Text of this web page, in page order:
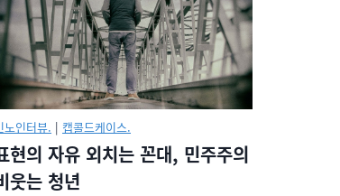
노인터뷰. | 캡콜드케이스.
현의 자유 외치는 꼰대, 민주주의
웃는 청년